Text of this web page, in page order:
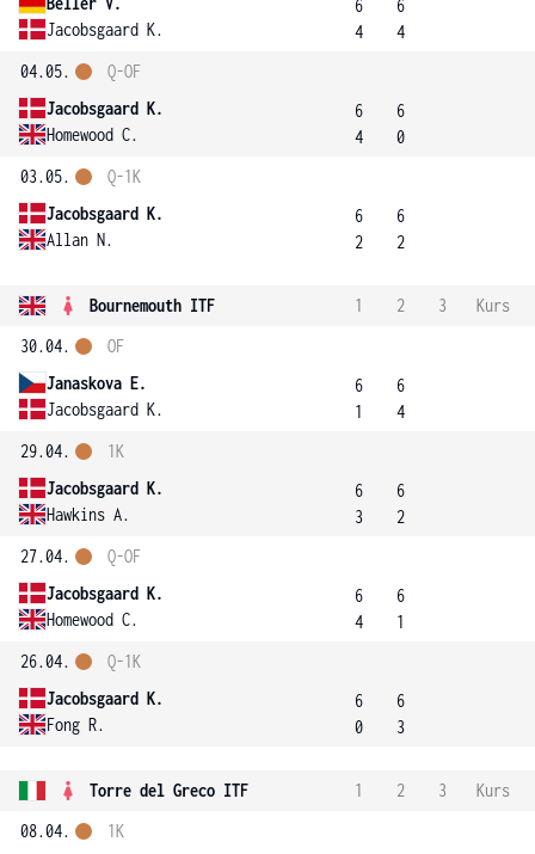
Jacobsgaard K.
6
4
6
4
04.05.
Jacobsgaard K.
Homewood C.
Q-OF
6
4
6
0
03.05.
Jacobsgaard K.
Allan N.
Q-1K
6
2
6
2
Bournemouth ITF 1 2 3
Kurs
30.04.
Janaskova E.
Jacobsgaard K.
OF
6
1
6
4
29.04.
Jacobsgaard K.
Hawkins A.
1K
6
3
6
2
27.04.
Jacobsgaard K.
Homewood C.
Q-OF
6
4
6
1
26.04.
Jacobsgaard K.
Fong R.
Q-1K
6
0
6
3
Torre del Greco ITF 1 2 3
Kurs
08.04.
1K